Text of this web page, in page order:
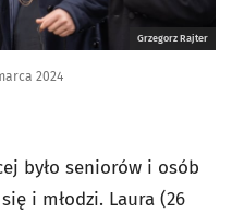
Grzegorz Rajter
2024
było seniorów i osób
i młodzi. Laura (26